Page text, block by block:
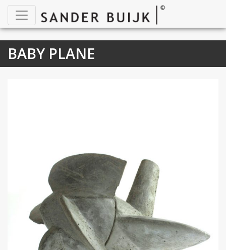
BABY PLANE